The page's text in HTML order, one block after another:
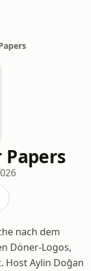
Papers
nach dem
Döner-Logos,
Host Aylin Doğan